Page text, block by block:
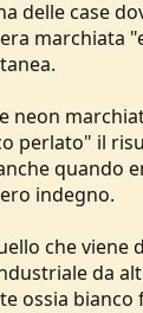
delle case
marchiata
neon
perlato" il
quando
indegno.
che
da
ossia bianco